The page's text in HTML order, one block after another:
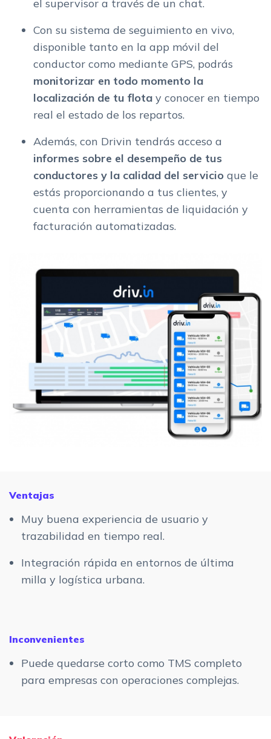
el supervisor a través de un chat.
Con su sistema de seguimiento en vivo,
disponible tanto en la app móvil del
conductor como mediante GPS, podrás
monitorizar en todo momento la
localización de tu flota y conocer en tiempo
real el estado de los repartos.
Además, con Drivin tendrás acceso a
informes sobre el desempeño de tus
conductores y la calidad del servicio que le
estás proporcionando a tus clientes, y
cuenta con herramientas de liquidación y
facturación automatizadas.
Ventajas
Muy buena experiencia de usuario y
trazabilidad en tiempo real.
Integración rápida en entornos de última
milla y logística urbana.
Inconvenientes
Puede quedarse corto como TMS completo
para empresas con operaciones complejas.